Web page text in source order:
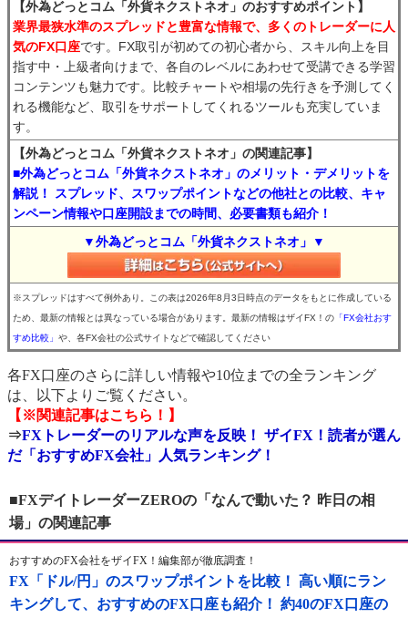
【外為どっとコム「外貨ネクストネオ」のおすすめポイント】
業界最狭水準のスプレッドと豊富な情報で、多くのトレーダーに人
気のFX口座です。FX取引が初めての初心者から、スキル向上を目
指す中・上級者向けまで、各自のレベルにあわせて受講できる学習
コンテンツも魅力です。比較チャートや相場の先行きを予測してく
れる機能など、取引をサポートしてくれるツールも充実していま
す。
【外為どっとコム「外貨ネクストネオ」の関連記事】
■外為どっとコム「外貨ネクストネオ」のメリット・デメリットを
解説！ スプレッド、スワップポイントなどの他社との比較、キャ
ンペーン情報や口座開設までの時間、必要書類も紹介！
▼外為どっとコム「外貨ネクストネオ」▼
※スプレッドはすべて例外あり。この表は2026年8月3日時点のデータをもとに作成している
ため、最新の情報とは異なっている場合があります。最新の情報はザイFX！の 「FX会社おす
すめ比較」 や、各FX会社の公式サイトなどで確認してください
各FX口座のさらに詳しい情報や10位までの全ランキング
は、以下よりご覧ください。
【※関連記事はこちら！】
⇒FXトレーダーのリアルな声を反映！ ザイFX！読者が選ん
だ「おすすめFX会社」人気ランキング！
■FXデイトレーダーZEROの「なんで動いた？ 昨日の相
場」の関連記事
おすすめのFX会社をザイFX！編集部が徹底調査！
FX「ドル/円」のスワップポイントを比較！ 高い順にラン
キングして、おすすめのFX口座も紹介！ 約40のFX口座の